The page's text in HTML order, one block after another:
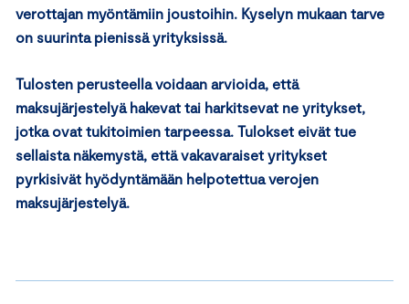
verottajan myöntämiin joustoihin. Kyselyn mukaan tarve
on suurinta pienissä yrityksissä.
Tulosten perusteella voidaan arvioida, että
maksujärjestelyä hakevat tai harkitsevat ne yritykset,
jotka ovat tukitoimien tarpeessa. Tulokset eivät tue
sellaista näkemystä, että vakavaraiset yritykset
pyrkisivät hyödyntämään helpotettua verojen
maksujärjestelyä.